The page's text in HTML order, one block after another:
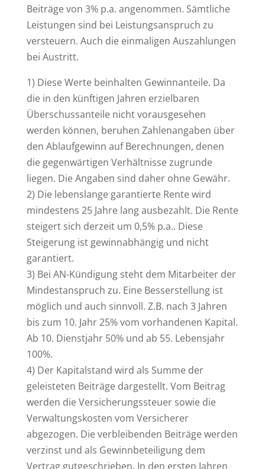
Beiträge von 3% p.a. angenommen. Sämtliche
Leistungen sind bei Leistungsanspruch zu
versteuern. Auch die einmaligen Auszahlungen
bei Austritt.
1) Diese Werte beinhalten Gewinnanteile. Da
die in den künftigen Jahren erzielbaren
Überschussanteile nicht vorausgesehen
werden können, beruhen Zahlenangaben über
den Ablaufgewinn auf Berechnungen, denen
die gegenwärtigen Verhältnisse zugrunde
liegen. Die Angaben sind daher ohne Gewähr.
2) Die lebenslange garantierte Rente wird
mindestens 25 Jahre lang ausbezahlt. Die Rente
steigert sich derzeit um 0,5% p.a.. Diese
Steigerung ist gewinnabhängig und nicht
garantiert.
3) Bei AN-Kündigung steht dem Mitarbeiter der
Mindestanspruch zu. Eine Besserstellung ist
möglich und auch sinnvoll. Z.B. nach 3 Jahren
bis zum 10. Jahr 25% vom vorhandenen Kapital.
Ab 10. Dienstjahr 50% und ab 55. Lebensjahr
100%.
4) Der Kapitalstand wird als Summe der
geleisteten Beiträge dargestellt. Vom Beitrag
werden die Versicherungssteuer sowie die
Verwaltungskosten vom Versicherer
abgezogen. Die verbleibenden Beiträge werden
verzinst und als Gewinnbeteiligung dem
Vertrag gutgeschrieben. In den ersten Jahren